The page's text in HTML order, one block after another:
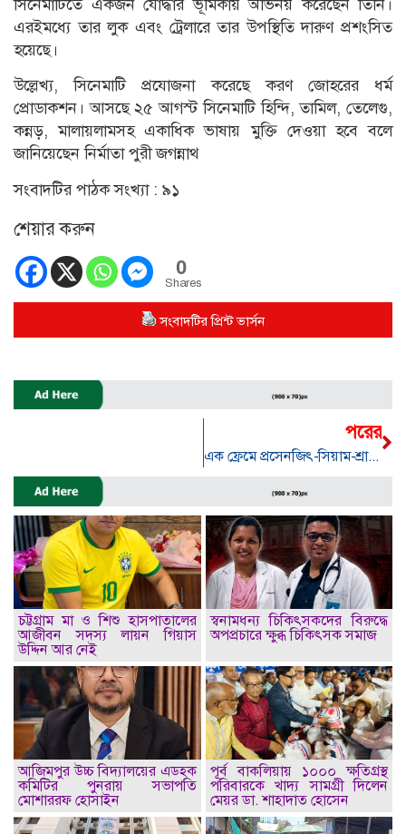
এরইমধ্যে তার লুক এবং ট্রেলারে তার উপস্থিতি দারুণ প্রশংসিত
হয়েছে।
উল্লেখ্য, সিনেমাটি প্রযোজনা করেছে করণ জোহরের ধর্ম
প্রোডাকশন। আসছে ২৫ আগস্ট সিনেমাটি হিন্দি, তামিল, তেলেগু,
কন্নড়, মালায়লামসহ একাধিক ভাষায় মুক্তি দেওয়া হবে বলে
জানিয়েছেন নির্মাতা পুরী জগন্নাথ
সংবাদটির পাঠক সংখ্যা : ৯১
শেয়ার করুন
0
Shares
সংবাদটির প্রিন্ট ভার্সন
পরের
এক ফ্রেমে প্রসেনজিৎ-সিয়াম-শ্রাবন্তী
চট্টগ্রাম মা ও শিশু হাসপাতালের
আজীবন সদস্য লায়ন গিয়াস
উদ্দিন আর নেই
স্বনামধন্য চিকিৎসকদের বিরুদ্ধে
অপপ্রচারে ক্ষুব্ধ চিকিৎসক সমাজ
আজিমপুর উচ্চ বিদ্যালয়ের এডহক
কমিটির পুনরায় সভাপতি
মোশাররফ হোসাইন
পূর্ব বাকলিয়ায় ১০০০ ক্ষতিগ্রস্থ
পরিবারকে খাদ্য সামগ্রী দিলেন
মেয়র ডা. শাহাদাত হোসেন